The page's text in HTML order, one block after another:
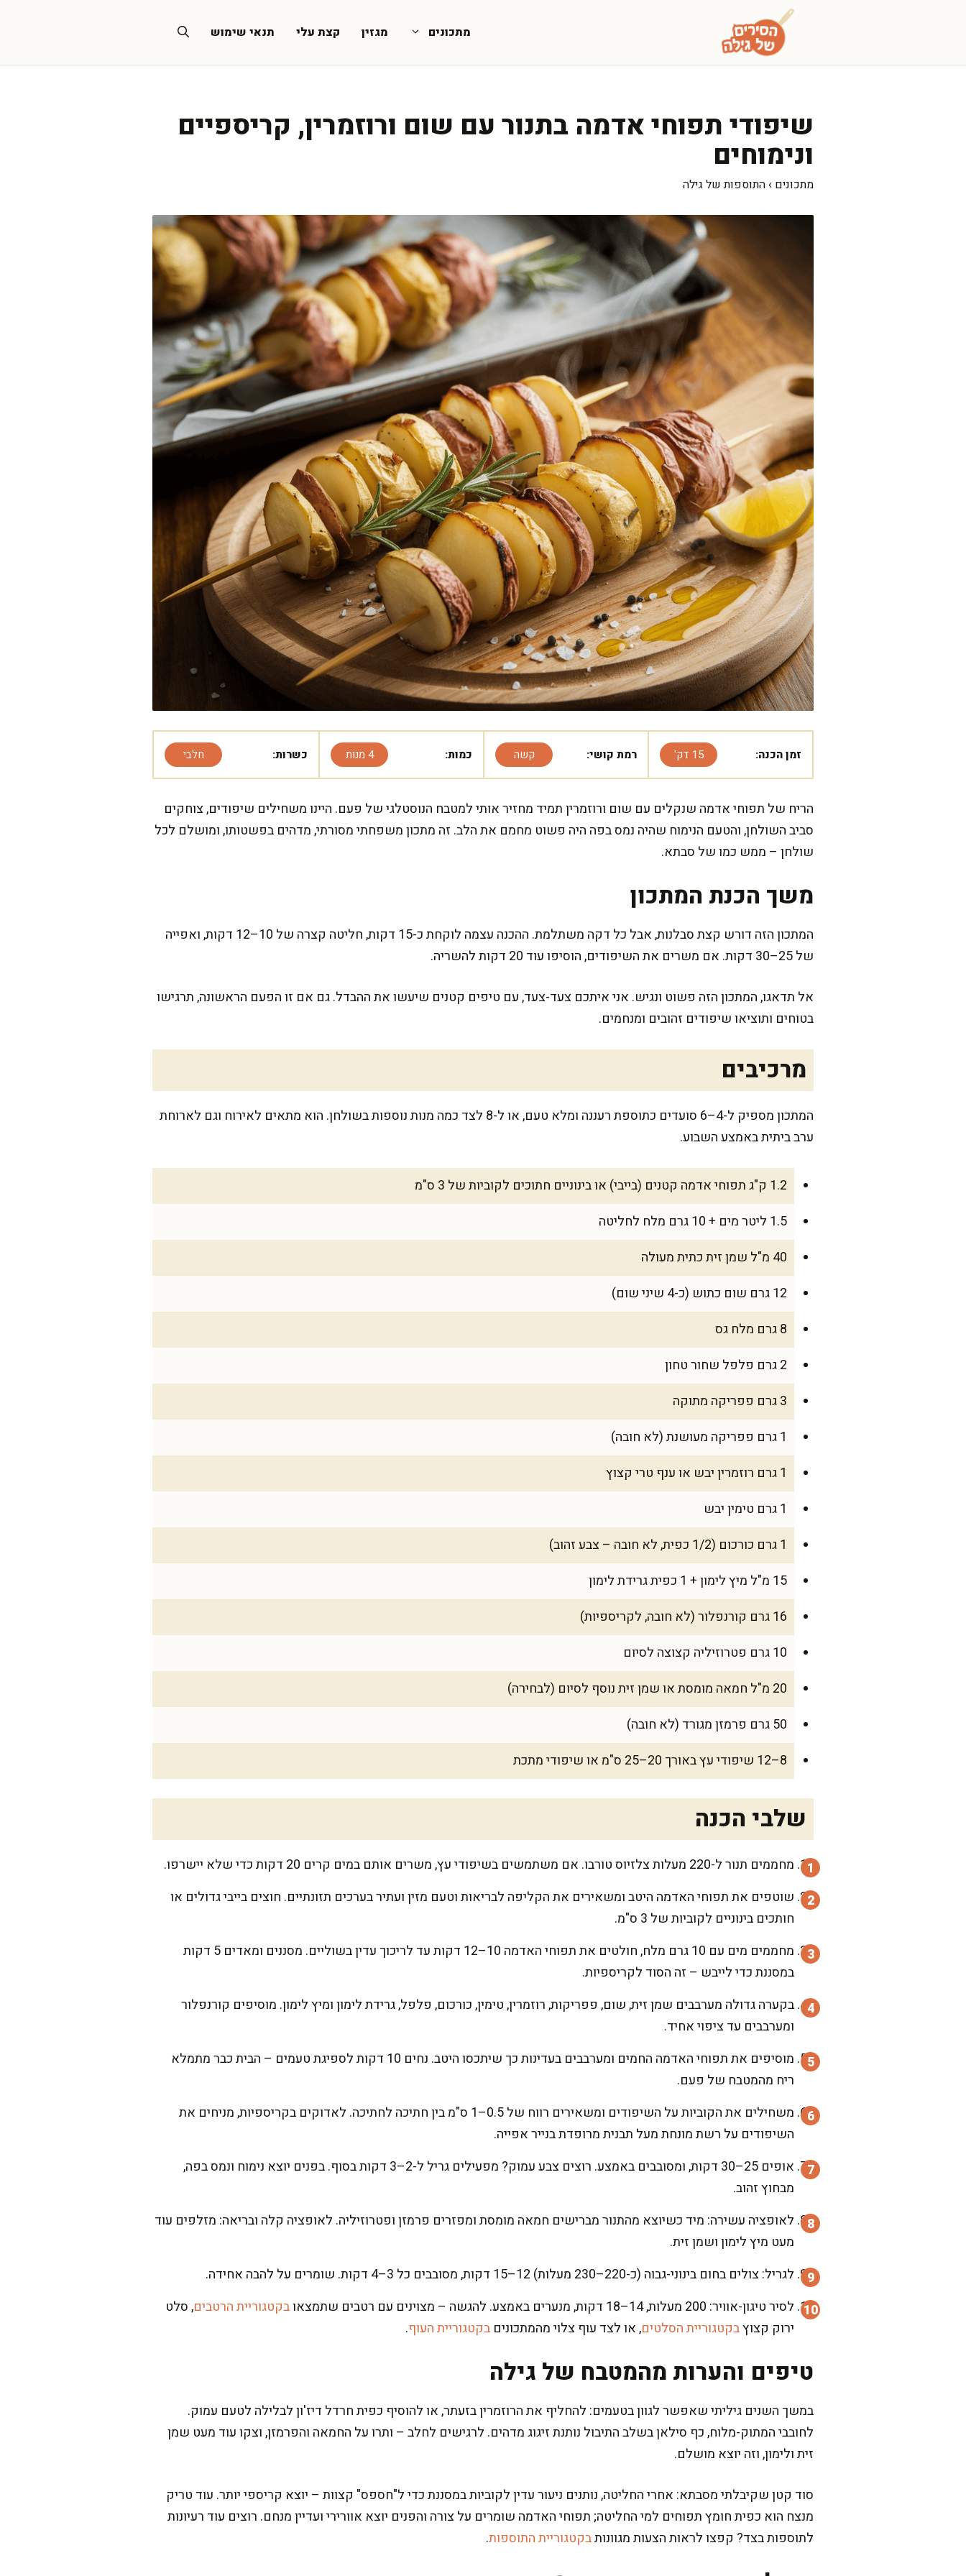
מתכונים מגזין קצת עלי תנאי שימוש
שיפודי תפוחי אדמה בתנור עם שום ורוזמרין, קריספיים
ונימוחים
מתכונים › התוספות של גילה
זמן הכנה: 15 דק' רמת קושי: קשה כמות: 4 מנות כשרות: חלבי
הריח של תפוחי אדמה שנקלים עם שום ורוזמרין תמיד מחזיר אותי למטבח הנוסטלגי של פעם. היינו משחילים שיפודים, צוחקים
סביב השולחן, והטעם הנימוח שהיה נמס בפה היה פשוט מחמם את הלב. זה מתכון משפחתי מסורתי, מדהים בפשטותו, ומושלם לכל
שולחן – ממש כמו של סבתא.
משך הכנת המתכון
המתכון הזה דורש קצת סבלנות, אבל כל דקה משתלמת. ההכנה עצמה לוקחת כ-15 דקות, חליטה קצרה של 10–12 דקות, ואפייה
של 25–30 דקות. אם משרים את השיפודים, הוסיפו עוד 20 דקות להשריה.
אל תדאגו, המתכון הזה פשוט ונגיש. אני איתכם צעד-צעד, עם טיפים קטנים שיעשו את ההבדל. גם אם זו הפעם הראשונה, תרגישו
בטוחים ותוציאו שיפודים זהובים ומנחמים.
מרכיבים
המתכון מספיק ל-4–6 סועדים כתוספת רעננה ומלא טעם, או ל-8 לצד כמה מנות נוספות בשולחן. הוא מתאים לאירוח וגם לארוחת
ערב ביתית באמצע השבוע.
1.2 ק"ג תפוחי אדמה קטנים (בייבי) או בינוניים חתוכים לקוביות של 3 ס"מ
1.5 ליטר מים + 10 גרם מלח לחליטה
40 מ"ל שמן זית כתית מעולה
12 גרם שום כתוש (כ-4 שיני שום)
8 גרם מלח גס
2 גרם פלפל שחור טחון
3 גרם פפריקה מתוקה
1 גרם פפריקה מעושנת (לא חובה)
1 גרם רוזמרין יבש או ענף טרי קצוץ
1 גרם טימין יבש
1 גרם כורכום (1/2 כפית, לא חובה – צבע זהוב)
15 מ"ל מיץ לימון + 1 כפית גרידת לימון
16 גרם קורנפלור (לא חובה, לקריספיות)
10 גרם פטרוזיליה קצוצה לסיום
20 מ"ל חמאה מומסת או שמן זית נוסף לסיום (לבחירה)
50 גרם פרמזן מגורד (לא חובה)
8–12 שיפודי עץ באורך 20–25 ס"מ או שיפודי מתכת
שלבי הכנה
מחממים תנור ל-220 מעלות צלזיוס טורבו. אם משתמשים בשיפודי עץ, משרים אותם במים קרים 20 דקות כדי שלא יישרפו.
שוטפים את תפוחי האדמה היטב ומשאירים את הקליפה לבריאות וטעם מזין ועתיר בערכים תזונתיים. חוצים בייבי גדולים או
חותכים בינוניים לקוביות של 3 ס"מ.
מחממים מים עם 10 גרם מלח, חולטים את תפוחי האדמה 10–12 דקות עד לריכוך עדין בשוליים. מסננים ומאדים 5 דקות
במסננת כדי לייבש – זה הסוד לקריספיות.
בקערה גדולה מערבבים שמן זית, שום, פפריקות, רוזמרין, טימין, כורכום, פלפל, גרידת לימון ומיץ לימון. מוסיפים קורנפלור
ומערבבים עד ציפוי אחיד.
מוסיפים את תפוחי האדמה החמים ומערבבים בעדינות כך שיתכסו היטב. נחים 10 דקות לספיגת טעמים – הבית כבר מתמלא
ריח מהמטבח של פעם.
משחילים את הקוביות על השיפודים ומשאירים רווח של 0.5–1 ס"מ בין חתיכה לחתיכה. לאדוקים בקריספיות, מניחים את
השיפודים על רשת מונחת מעל תבנית מרופדת בנייר אפייה.
אופים 25–30 דקות, ומסובבים באמצע. רוצים צבע עמוק? מפעילים גריל ל-2–3 דקות בסוף. בפנים יוצא נימוח ונמס בפה,
מבחוץ זהוב.
לאופציה עשירה: מיד כשיוצא מהתנור מברישים חמאה מומסת ומפזרים פרמזן ופטרוזיליה. לאופציה קלה ובריאה: מזלפים עוד
מעט מיץ לימון ושמן זית.
לגריל: צולים בחום בינוני-גבוה (כ-220–230 מעלות) 12–15 דקות, מסובבים כל 3–4 דקות. שומרים על להבה אחידה.
לסיר טיגון-אוויר: 200 מעלות, 14–18 דקות, מנערים באמצע. להגשה – מצוינים עם רטבים שתמצאו
בקטגוריית הרטבים, סלט
ירוק קצוץבקטגוריית הסלטים, או לצד עוף צלוי מהמתכונים בקטגוריית העוף.
טיפים והערות מהמטבח של גילה
במשך השנים גיליתי שאפשר לגוון בטעמים: להחליף את הרוזמרין בזעתר, או להוסיף כפית חרדל דיז'ון לבלילה לטעם עמוק.
לחובבי המתוק-מלוח, כף סילאן בשלב התיבול נותנת זיגוג מדהים. לרגישים לחלב – ותרו על החמאה והפרמזן, וצקו עוד מעט שמן
זית ולימון, וזה יוצא מושלם.
סוד קטן שקיבלתי מסבתא: אחרי החליטה, נותנים ניעור עדין לקוביות במסננת כדי ל"חספס" קצוות – יוצא קריספי יותר. עוד טריק
מנצח הוא כפית חומץ תפוחים למי החליטה; תפוחי האדמה שומרים על צורה והפנים יוצא אוורירי ועדיין מנחם. רוצים עוד רעיונות
לתוספות בצד? קפצו לראות הצעות מגוונותבקטגוריית התוספות.